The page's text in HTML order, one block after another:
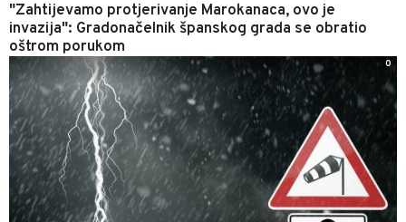
"Zahtijevamo protjerivanje Marokanaca, ovo je
invazija": Gradonačelnik španskog grada se obratio
oštrom porukom
0